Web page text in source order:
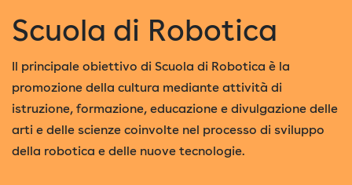
Scuola di Robotica
Il principale obiettivo di Scuola di Robotica è la
promozione della cultura mediante attività di
istruzione, formazione, educazione e divulgazione delle
arti e delle scienze coinvolte nel processo di sviluppo
della robotica e delle nuove tecnologie.